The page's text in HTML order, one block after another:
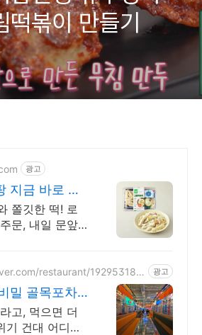
떡볶이 만들기
광고
지금 바로 맛
쫄깃한 떡! 로
문, 내일 문앞
restaurant/192953189
광고
밀 골목포차
그곳
고, 먹으면 더
기 건대 어디에